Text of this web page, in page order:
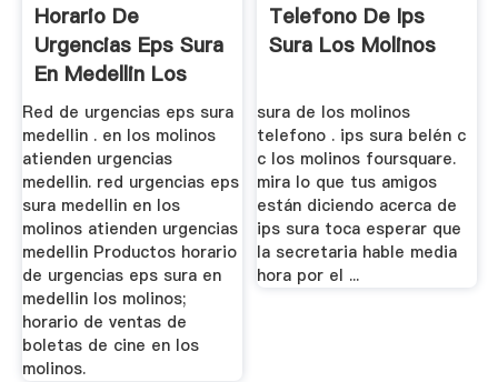
Horario De
Urgencias Eps Sura
En Medellin Los
Molinos
Red de urgencias eps sura
medellin . en los molinos
atienden urgencias
medellin. red urgencias eps
sura medellin en los
molinos atienden urgencias
medellin Productos horario
de urgencias eps sura en
medellin los molinos;
horario de ventas de
boletas de cine en los
molinos.
Telefono De Ips
Sura Los Molinos
sura de los molinos
telefono . ips sura belén c
c los molinos foursquare.
mira lo que tus amigos
están diciendo acerca de
ips sura toca esperar que
la secretaria hable media
hora por el ...